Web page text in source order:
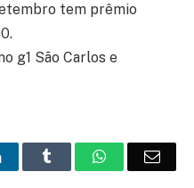
tem prêmio
g1 São Carlos e
LinkedIn Tumblr WhatsApp